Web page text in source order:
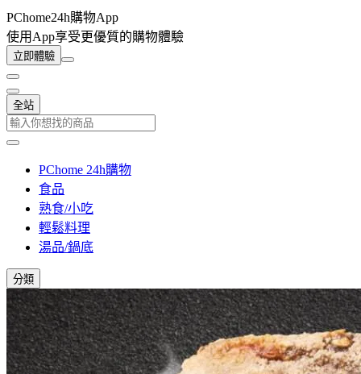
PChome24h購物App
使用App享受更優質的購物體驗
立即體驗
全站
PChome 24h購物
食品
熟食/小吃
輕鬆料理
湯品/鍋底
分類